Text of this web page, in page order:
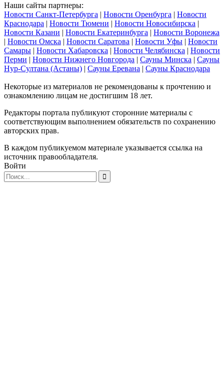
Наши сайты партнеры:
Новости Санкт-Петербурга | Новости Оренбурга | Новости
Краснодара | Новости Тюмени | Новости Новосибирска |
Новости Казани | Новости Екатеринбурга | Новости Воронежа
| Новости Омска | Новости Саратова | Новости Уфы | Новости
Самары | Новости Хабаровска | Новости Челябинска | Новости
Перми | Новости Нижнего Новгорода | Сауны Минска | Сауны
Нур-Султана (Астаны) | Сауны Еревана | Сауны Краснодара
Некоторые из материалов не рекомендованы к прочтению и
ознакомлению лицам не достигшим 18 лет.
Редакторы портала публикуют сторонние материалы с
соответствующим выполнением обязательств по сохранению
авторских прав.
В каждом публикуемом материале указывается ссылка на
источник правообладателя.
Войти